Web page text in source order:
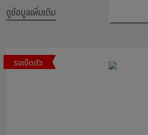
ดูข้อมูลเพิ่มเติม
รอเปิดตัว